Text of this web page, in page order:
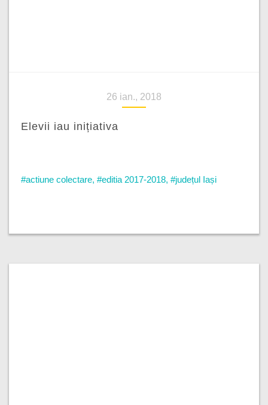
26 ian., 2018
Elevii iau inițiativa
#actiune colectare, #editia 2017-2018, #județul Iași